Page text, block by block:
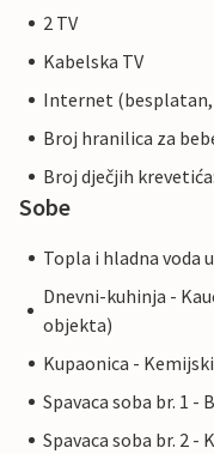
2 TV
Kabelska TV
Internet (besplatan,
Broj hranilica za
Broj dječjih
Sobe
Topla i hladna voda
Dnevni-kuhinja -
objekta)
Kupaonica - Kemijski
Spavaca soba br. 1
Spavaca soba br. 2